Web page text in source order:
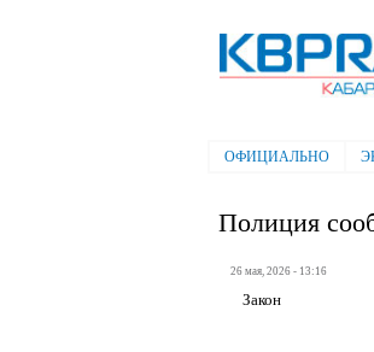
Электронная
Балкарская
Главное меню
ОФИЦИАЛЬНО
Полиция
26 мая, 2026 - 13:16
Закон